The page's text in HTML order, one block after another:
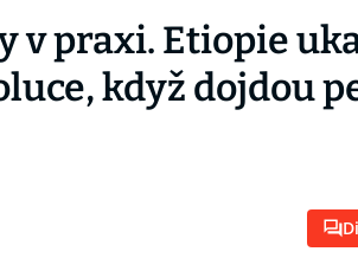
v praxi. Etiopie
když dojdou